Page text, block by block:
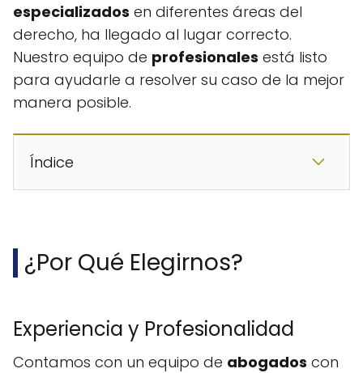
especializados en diferentes áreas del
derecho, ha llegado al lugar correcto.
Nuestro equipo de profesionales está listo
para ayudarle a resolver su caso de la mejor
manera posible.
Índice
¿Por Qué Elegirnos?
Experiencia y Profesionalidad
Contamos con un equipo de abogados con